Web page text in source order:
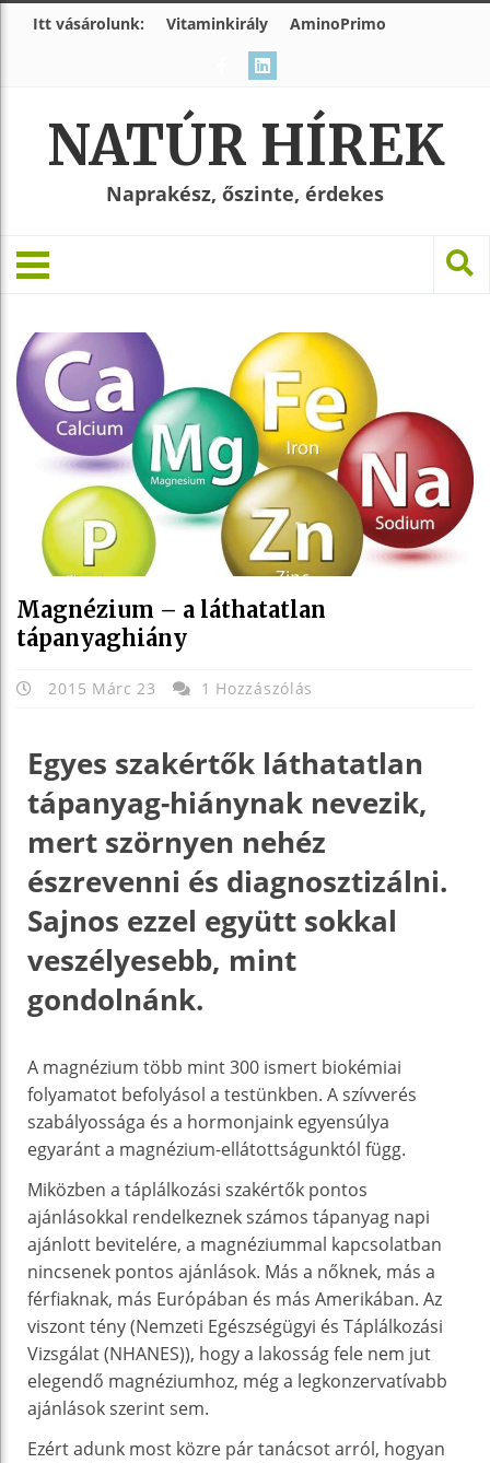
Itt vásárolunk: Vitaminkirály AminoPrimo
NATÚR HÍREK
Naprakész, őszinte, érdekes
Magnézium – a láthatatlan
tápanyaghiány
2015 Márc 23 1 Hozzászólás
Egyes szakértők láthatatlan
tápanyag-hiánynak nevezik,
mert szörnyen nehéz
észrevenni és diagnosztizálni.
Sajnos ezzel együtt sokkal
veszélyesebb, mint
gondolnánk.
A magnézium több mint 300 ismert biokémiai
folyamatot befolyásol a testünkben. A szívverés
szabályossága és a hormonjaink egyensúlya
egyaránt a magnézium-ellátottságunktól függ.
Miközben a táplálkozási szakértők pontos
ajánlásokkal rendelkeznek számos tápanyag napi
ajánlott bevitelére, a magnéziummal kapcsolatban
nincsenek pontos ajánlások. Más a nőknek, más a
férfiaknak, más Európában és más Amerikában. Az
viszont tény (Nemzeti Egészségügyi és Táplálkozási
Vizsgálat (NHANES)), hogy a lakosság fele nem jut
elegendő magnéziumhoz, még a legkonzervatívabb
ajánlások szerint sem.
Ezért adunk most közre pár tanácsot arról, hogyan